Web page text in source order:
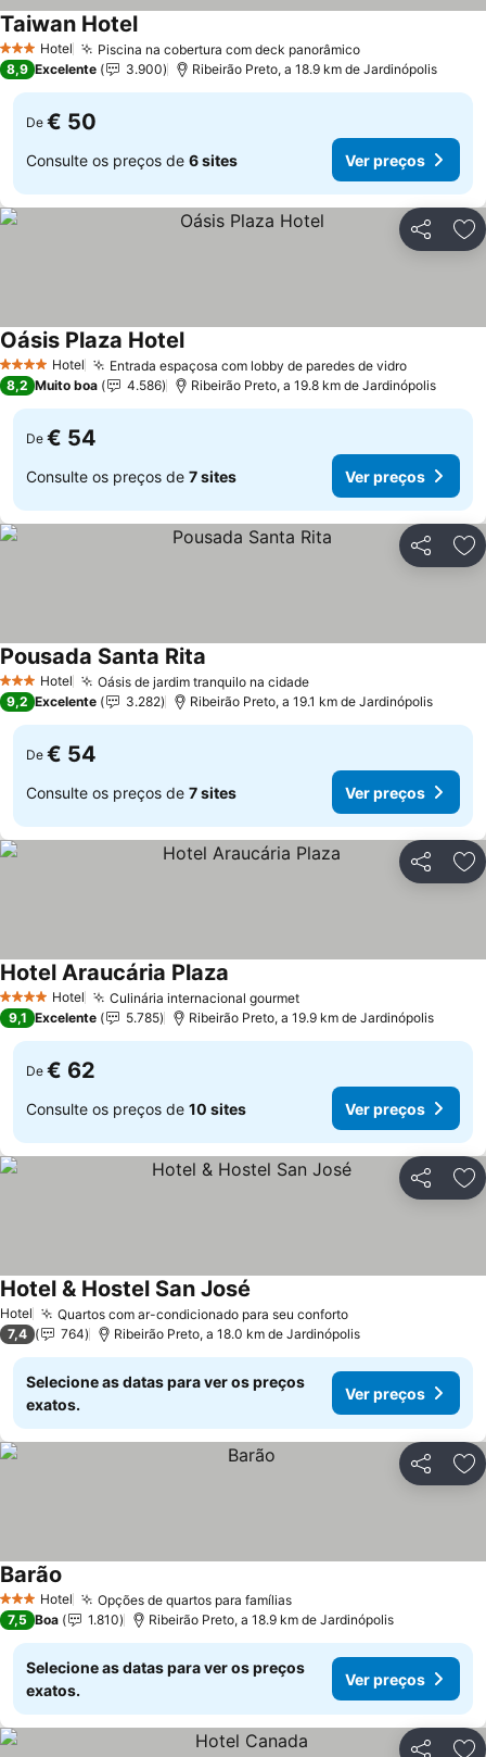
3 EstrelasHotel Piscina na cobertura com deck panorâmico
Taiwan Hotel
8,9 Excelente 3.900 Ribeirão Preto, a 18.9 km de Jardinópolis
De € 50
Consulte os preços de 6 sites Ver preços
Partilhar
4 EstrelasHotel Entrada espaçosa com lobby de paredes de vidro
Oásis Plaza Hotel
8,2 Muito boa 4.586 Ribeirão Preto, a 19.8 km de Jardinópolis
De € 54
Consulte os preços de 7 sites Ver preços
Partilhar
3 EstrelasHotel Oásis de jardim tranquilo na cidade
Pousada Santa Rita
9,2 Excelente 3.282 Ribeirão Preto, a 19.1 km de Jardinópolis
De € 54
Consulte os preços de 7 sites Ver preços
Partilhar
4 EstrelasHotel Culinária internacional gourmet
Hotel Araucária Plaza
9,1 Excelente 5.785 Ribeirão Preto, a 19.9 km de Jardinópolis
De € 62
Consulte os preços de 10 sites Ver preços
Partilhar
Hotel Quartos com ar-condicionado para seu conforto
Hotel & Hostel San José
7,4 764 Ribeirão Preto, a 18.0 km de Jardinópolis
Selecione as datas para ver os preços
exatos.
Ver preços
Partilhar
3 EstrelasHotel Opções de quartos para famílias
Barão
7,5 Boa 1.810 Ribeirão Preto, a 18.9 km de Jardinópolis
Selecione as datas para ver os preços
exatos.
Ver preços